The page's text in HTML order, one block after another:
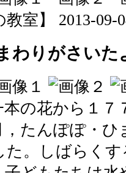
教室】 2013-09-
わりがさいた
の花から１７
たんぽぽ・ひ
た。しばらく